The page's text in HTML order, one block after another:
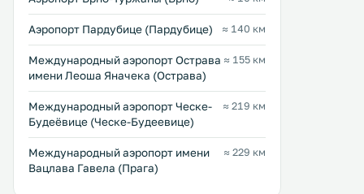
собственной ванной комнатой и
телевизором с плоским экраном. .
же здании, бесплатный
предоставляется на всей
территории отеля. .
Аэропорт Пардубице (Пардубице) ≈ 140 км
Международный аэропорт Острава
имени Леоша Яначека (Острава)
≈ 155 км
Международный аэропорт Ческе-
Будеёвице (Ческе-Будеевице)
≈ 219 км
Международный аэропорт имени
Вацлава Гавела (Прага)
≈ 229 км